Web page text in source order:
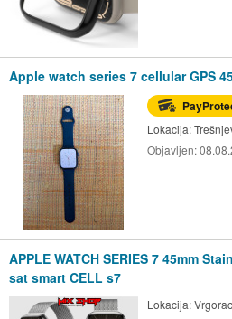
Apple watch series 7 cellular GPS
Lokacija:
Objavljen:
APPLE WATCH SERIES 7 45mm
sat smart CELL s7
Lokacija: